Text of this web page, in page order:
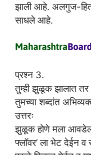
झाली आहे. अलगुज-
साधले आहे.
प्रश्न 3.
तुम्ही झुळूक झालात
तुमच्या शब्दांत
उत्तरः
झुळूक होणे मला
फ्लॉवर’ ला भेट देईन व